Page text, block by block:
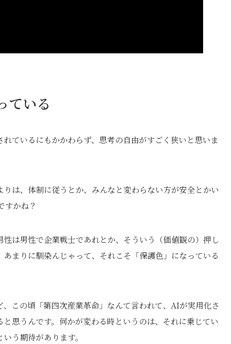
ている
ているにもかかわらず、思考の自由がすごく狭いと思いま
は、体制に従うとか、みんなと変わらない方が安全とかい
かね？
は男性で企業戦士であれとか、そういう（価値観の）押し
まりに馴染んじゃって、それこそ「保護色」になっている
この頃「第四次産業革命」なんて言われて、AIが実用化さ
思うんです。何かが変わる時というのは、それに乗じてい
う期待があります。